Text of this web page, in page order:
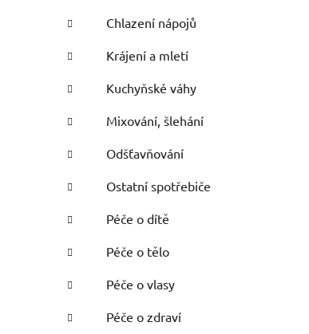
Chlazení nápojů
Krájení a mletí
Kuchyňské váhy
Mixování, šlehání
Odšťavňování
Ostatní spotřebiče
Péče o dítě
Péče o tělo
Péče o vlasy
Péče o zdraví